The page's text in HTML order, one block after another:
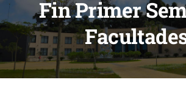
FORMACIÓN
ADMISIÓN
Fin Primer